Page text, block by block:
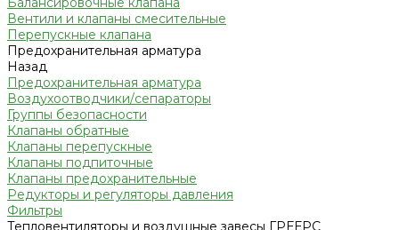
Вентили и клапаны смесительные
Перепускные клапана
Предохранительная арматура
Назад
Предохранительная арматура
Воздухоотводчики/сепараторы
Группы безопасности
Клапаны обратные
Клапаны перепускные
Клапаны подпиточные
Клапаны предохранительные
Редукторы и регуляторы давления
Фильтры
Тепловентиляторы и воздушные завесы ГРЕЕРС